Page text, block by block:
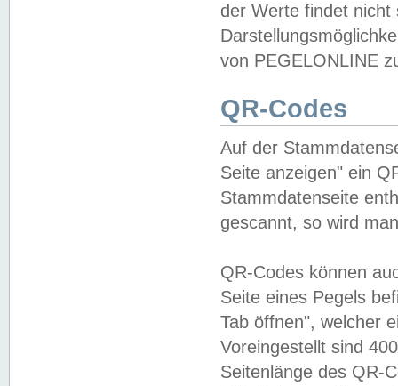
der Werte findet
von PEGELONLINE
QR-Codes
Auf der
Seite anzeigen" ein
Stammdatenseite
gescannt, so wird
QR-Codes können
Seite eines Pegels
Tab öffnen", welcher
Voreingestellt sind
Seitenlänge des QR-